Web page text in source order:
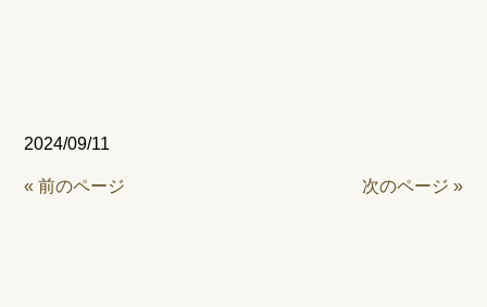
2024/09/11
« 前のページ 次のページ »